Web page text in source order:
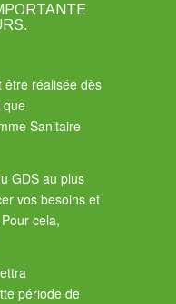
être réalisée dès
que
Sanitaire
GDS au plus
vos besoins et
cela,
période de